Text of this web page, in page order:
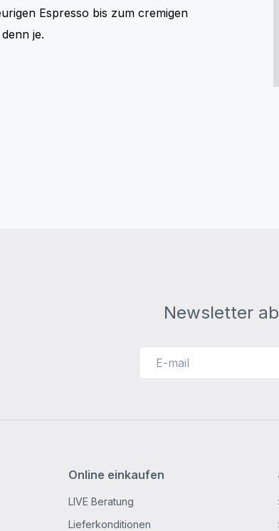
Espresso bis zum cremigen
je.
Newsletter
Online einkaufen
LIVE Beratung
Lieferkonditionen